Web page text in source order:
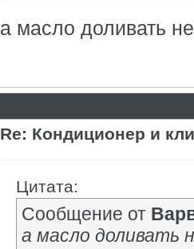
а масло доливать
Re: Кондиционер и
Цитата:
Сообщение от
а масло доливать